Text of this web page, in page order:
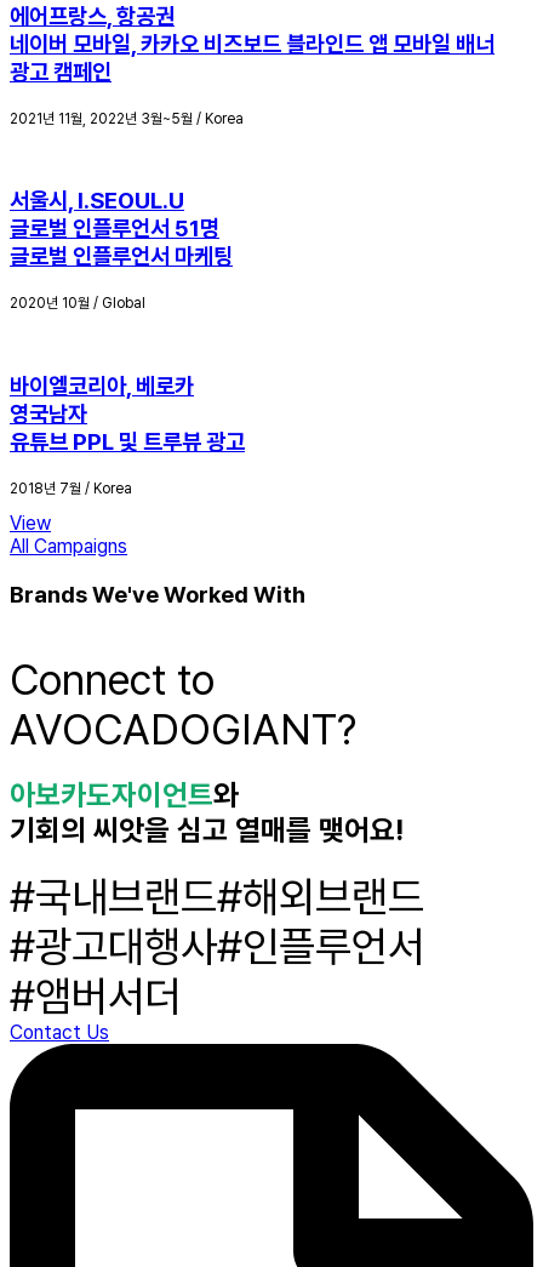
에어프랑스, 항공권
네이버 모바일, 카카오 비즈보드블라인드 앱 모바일 배너
광고 캠페인
2021년 11월, 2022년 3월~5월 / Korea
서울시, I.SEOUL.U
글로벌 인플루언서 51명
글로벌 인플루언서 마케팅
2020년 10월 / Global
바이엘코리아, 베로카
영국남자
유튜브 PPL 및 트루뷰 광고
2018년 7월 / Korea
View
All Campaigns
Brands We've Worked With
Connect to
AVOCADOGIANT?
아보카도자이언트와
기회의 씨앗을 심고 열매를 맺어요!
#국내브랜드#해외브랜드
#광고대행사#인플루언서
#앰버서더
Contact Us